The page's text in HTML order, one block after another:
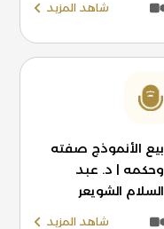
شاهد المزيد
بيع الأنموذج صفته
وحكمه | د. عبد
السلام الشويعر
شاهد المزيد